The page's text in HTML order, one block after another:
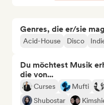
Genres, die er/sie mag
Acid-House Disco
Du möchtest Musik
die von...
Curses Mufti
Shubostar